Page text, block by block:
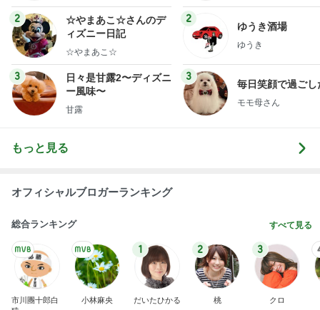
ログ
2
☆やまあこ☆さんのデ
ィズニー日記
☆やまあこ☆
3
日々是甘露2〜ディズニ
ー風味〜
甘露
2
ゆうき酒場
ゆうき
3
毎日笑顔で過ごし
モモ母さん
もっと見る
オフィシャルブロガーランキング
総合ランキング すべて見る
市川團十郎白
小林麻央
1
だいたひかる
2
桃
3
クロ